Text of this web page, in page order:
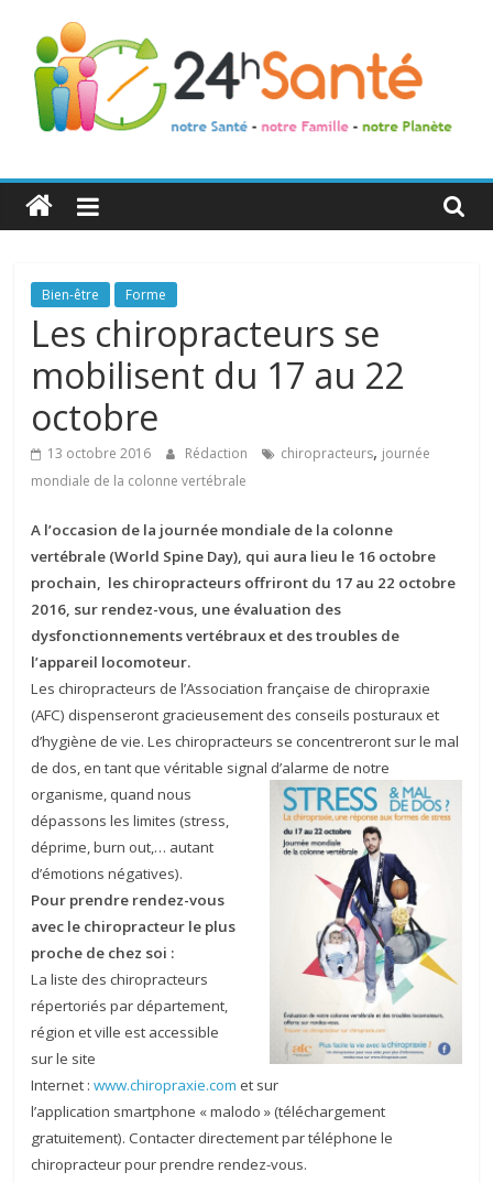
24h
Santé
La
santé
toute
famille
Bien-être Forme
Les chiropracteurs se
mobilisent du 17 au 22
octobre
13 octobre 2016 Rédaction chiropracteurs, journée
mondiale de la colonne vertébrale
A l’occasion de la journée mondiale de la colonne
vertébrale (World Spine Day), qui aura lieu le 16 octobre
prochain, les chiropracteurs offriront du 17 au 22 octobre
2016, sur rendez-vous, une évaluation des
dysfonctionnements vertébraux et des troubles de
l’appareil locomoteur.
Les chiropracteurs de l’Association française de chiropraxie
(AFC) dispenseront gracieusement des conseils posturaux et
d’hygiène de vie. Les chiropracteurs se concentreront sur le mal
de dos, en tant que véritable signal d’alarme de notre
organisme, quand nous
dépassons les limites (stress,
déprime, burn out,… autant
d’émotions négatives).
Pour prendre rendez-vous
avec le chiropracteur le plus
proche de chez soi :
La liste des chiropracteurs
répertoriés par département,
région et ville est accessible
sur le site
Internet :www.chiropraxie.com et sur
l’application smartphone « malodo » (téléchargement
gratuitement). Contacter directement par téléphone le
chiropracteur pour prendre rendez-vous.